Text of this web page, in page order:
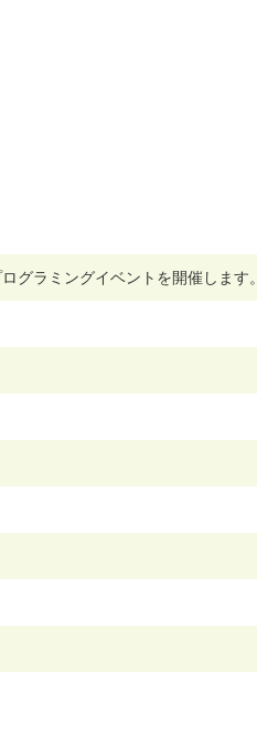
ラミングイベントを開催します。